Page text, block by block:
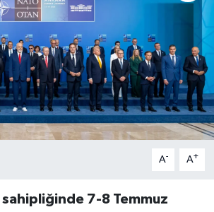
A- A+
7-8 Temmuz